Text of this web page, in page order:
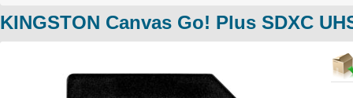
KINGSTON Canvas Go! Plus SDXC